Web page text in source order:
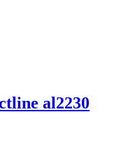
al2230